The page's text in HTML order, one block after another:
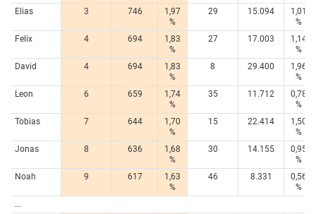
Elias
3 746
1,97
%
29 15.094
1,01
%
Felix
4 694
1,83
%
27 17.003
1,14
%
David
4 694
1,83
%
8 29.400
1,96
%
Leon
6 659
1,74
%
35 11.712
0,78
%
Tobias
7 644
1,70
%
15 22.414
1,50
%
Jonas
8 636
1,68
%
30 14.155
0,95
%
Noah
9 617
1,63
%
46 8.331
0,56
%
...